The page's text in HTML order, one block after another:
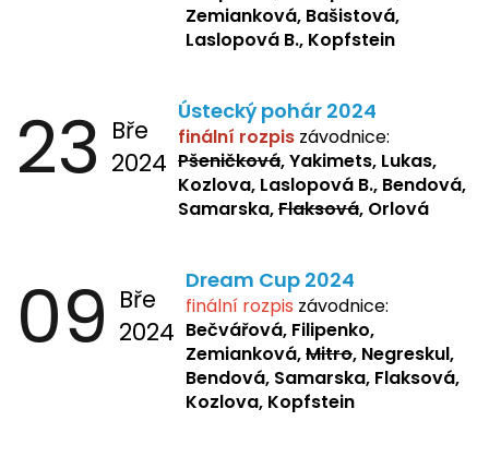
Zemianková, Bašistová,
Laslopová B., Kopfstein
23 Bře
2024
Ústecký pohár 2024
finální rozpis závodnice:
Pšeničková, Yakimets, Lukas,
Kozlova, Laslopová B., Bendová,
Samarska,Flaksová, Orlová
09 Bře
2024
Dream Cup 2024
finální rozpis závodnice:
Bečvářová, Filipenko,
Zemianková,Mitro, Negreskul,
Bendová, Samarska, Flaksová,
Kozlova, Kopfstein